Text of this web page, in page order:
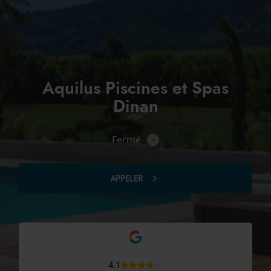
Aquilus Piscines et Spas
Dinan
Fermé
Consulter
APPELERAFFICHER
DE
DU
POINT
DE
PISCINES
4.1